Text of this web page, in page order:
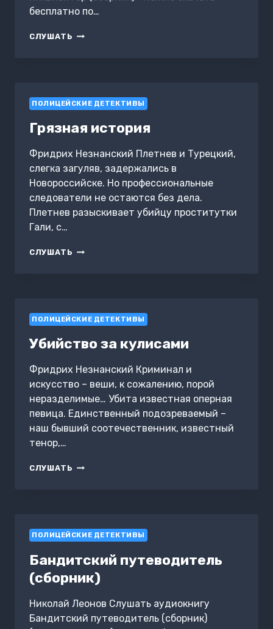
бесплатно по…
СЛУШАТЬ МОСКОВСКИЙ
ПОЛИЦЕЙСКИЕ ДЕТЕКТИВЫ
Грязная история
Фридрих Незнанский Плетнев и Турецкий,
слегка загуляв, задержались в
Новороссийске. Но профессиональные
следователи не остаются без дела.
Плетнев разыскивает убийцу проститутки
Гали, с…
СЛУШАТЬ ГРЯЗНАЯ
ПОЛИЦЕЙСКИЕ ДЕТЕКТИВЫ
Убийство за кулисами
Фридрих Незнанский Криминал и
искусство – веши, к сожалению, порой
неразделимые… Убита известная оперная
певица. Единственный подозреваемый –
наш бывший соотечественник, известный
тенор,…
СЛУШАТЬ УБИЙСТВО
ПОЛИЦЕЙСКИЕ ДЕТЕКТИВЫ
Бандитский путеводитель
(сборник)
Николай Леонов Слушать аудиокнигу
Бандитский путеводитель (сборник)